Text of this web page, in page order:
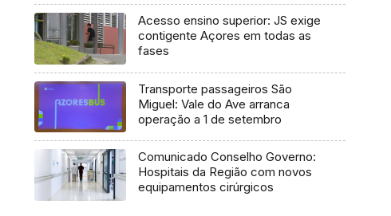
Acesso ensino superior: JS exige
contigente Açores em todas as
fases
Transporte passageiros São
Miguel: Vale do Ave arranca
operação a 1 de setembro
Comunicado Conselho Governo:
Hospitais da Região com novos
equipamentos cirúrgicos